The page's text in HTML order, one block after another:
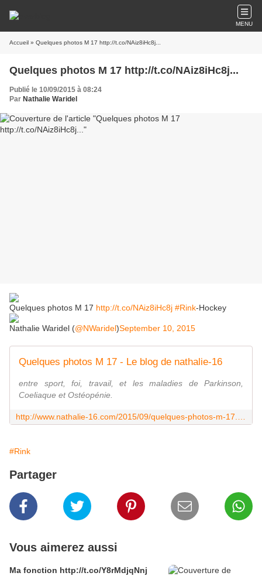
MENU
Accueil » Quelques photos M 17 http://t.co/NAiz8iHc8j...
Quelques photos M 17 http://t.co/NAiz8iHc8j...
Publié le 10/09/2015 à 08:24
Par Nathalie Waridel
Quelques photos M 17 http://t.co/NAiz8iHc8j #Rink-Hockey
Nathalie Waridel (@NWaridel)September 10, 2015
Quelques photos M 17 - Le blog de nathalie-16
entre sport, foi, travail, et les maladies de Parkinson,
Coeliaque et Ostéopénie.
#Rink
Partager
Vous aimerez aussi
Ma fonction http://t.co/Y8rMdjqNnj